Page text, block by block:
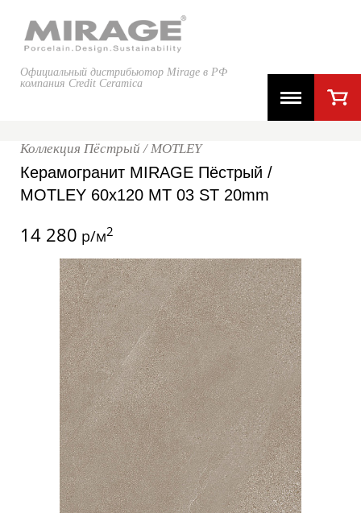
Официальный дистрибьютор Mirage в РФ
компания Credit Ceramica
Коллекция Пёстрый / MOTLEY
Керамогранит MIRAGE Пёстрый /
MOTLEY 60x120 MT 03 ST 20mm
14 280 р/м2